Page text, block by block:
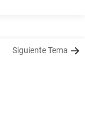
Siguiente Tema